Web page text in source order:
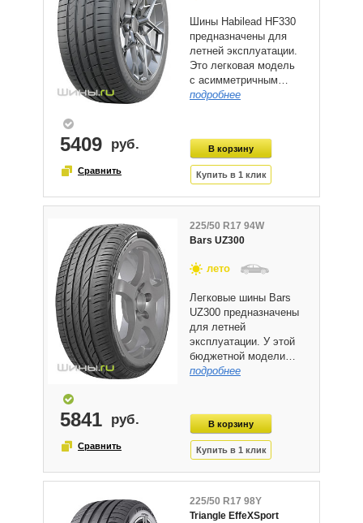
Шины Habilead HF330
предназначены для
летней эксплуатации.
Это легковая модель
с асимметричным…
подробнее
5409
225/50 R17 94W
Bars UZ300
лето
Легковые шины Bars
UZ300 предназначены
для летней
эксплуатации. У этой
бюджетной модели…
подробнее
5841
225/50 R17 98Y
Triangle EffeXSport